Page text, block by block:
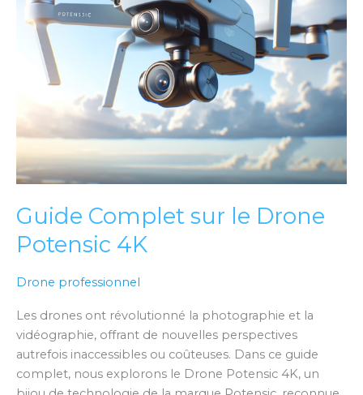
Guide Complet sur le Drone
Potensic 4K
Drone professionnel
Les drones ont révolutionné la photographie et la
vidéographie, offrant de nouvelles perspectives
autrefois inaccessibles ou coûteuses. Dans ce guide
complet, nous explorons le Drone Potensic 4K, un